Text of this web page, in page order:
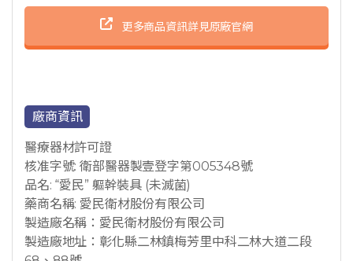
更多商品資訊詳見原廠官網
廠商資訊
醫療器材許可證
核准字號: 衛部醫器製壹登字第005348號
品名: “愛民” 軀幹裝具 (未滅菌)
藥商名稱: 愛民衛材股份有限公司
製造廠名稱：愛民衛材股份有限公司
製造廠地址：彰化縣二林鎮梅芳里中科二林大道二段